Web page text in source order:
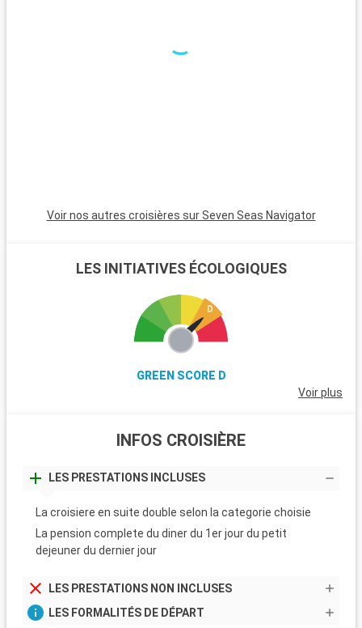
Voir nos autres croisières sur Seven Seas Navigator
LES INITIATIVES ÉCOLOGIQUES
GREEN SCORE D
Voir plus
INFOS CROISIÈRE
LES PRESTATIONS INCLUSES
La croisiere en suite double selon la categorie choisie
La pension complete du diner du 1er jour du petit
dejeuner du dernier jour
LES PRESTATIONS NON INCLUSES
LES FORMALITÉS DE DÉPART